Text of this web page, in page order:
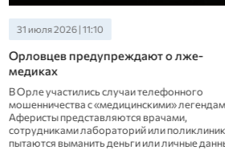
31 июля 2026 | 11:10
Орловцев предупреждают о лже-
медиках
В Орле участились случаи телефонного
мошенничества с «медицинскими»
Аферисты представляются врачами,
сотрудниками лабораторий или
пытаются выманить деньги или личные